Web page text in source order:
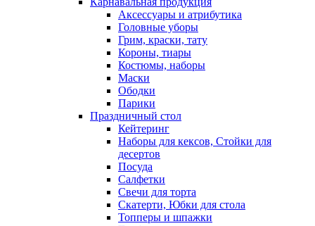
Аксессуары и атрибутика
Головные уборы
Грим, краски, тату
Короны, тиары
Костюмы, наборы
Маски
Ободки
Парики
Праздничный стол
Кейтеринг
Наборы для кексов, Стойки для
десертов
Посуда
Салфетки
Свечи для торта
Скатерти, Юбки для стола
Топперы и шпажки